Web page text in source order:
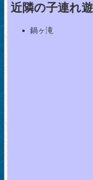
近隣の子連れ
鍋ヶ滝